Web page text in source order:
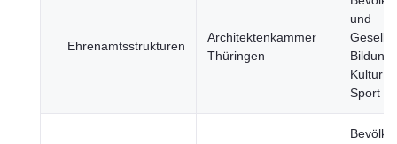
Ehrenamtsstrukturen
Architektenkammer
Thüringen
und
Bildung,
Kultur
Sport